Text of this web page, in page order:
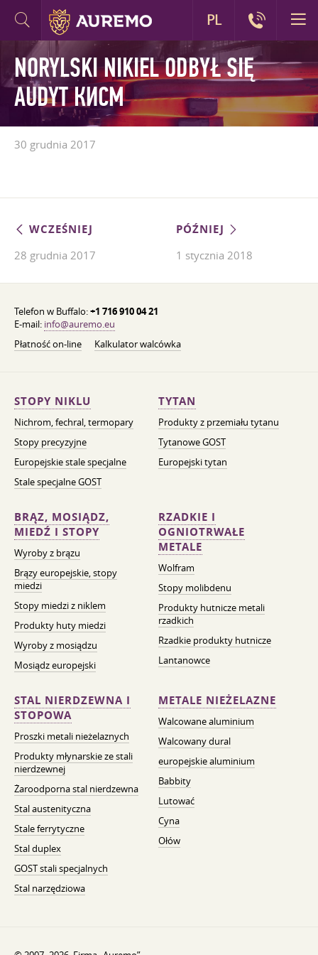
NORYLSKI NIKIEL ODBYŁ SIĘ
AUDYT КИСМ
30 grudnia 2017
WCZEŚNIEJ
28 grudnia 2017
PÓŹNIEJ
1 stycznia 2018
Telefon w Buffalo:+1 716 910 04 21
E-mail: info@auremo.eu
Płatność on-line
Kalkulator walcówka
STOPY NIKLU
Nichrom, fechral, termopary
Stopy precyzyjne
Europejskie stale specjalne
Stale specjalne GOST
TYTAN
Produkty z przemiału tytanu
Tytanowe GOST
Europejski tytan
BRĄZ, MOSIĄDZ,
MIEDŹ I STOPY
Wyroby z brązu
Brązy europejskie, stopy
miedzi
Stopy miedzi z niklem
Produkty huty miedzi
Wyroby z mosiądzu
Mosiądz europejski
RZADKIE I
OGNIOTRWAŁE
METALE
Wolfram
Stopy molibdenu
Produkty hutnicze metali
rzadkich
Rzadkie produkty hutnicze
Lantanowce
STAL NIERDZEWNA I
STOPOWA
Proszki metali nieżelaznych
Produkty młynarskie ze stali
nierdzewnej
Żaroodporna stal nierdzewna
Stal austenityczna
Stale ferrytyczne
Stal duplex
GOST stali specjalnych
Stal narzędziowa
METALE NIEŻELAZNE
Walcowane aluminium
Walcowany dural
europejskie aluminium
Babbity
Lutować
Cyna
Ołów
PL